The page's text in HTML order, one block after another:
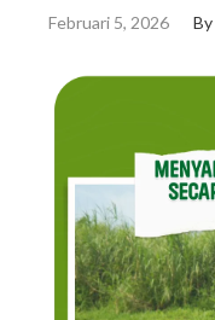
Februari 5, 2026 By